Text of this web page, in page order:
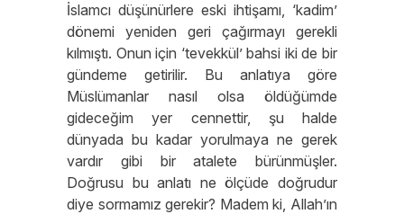
İslamcı düşünürlere eski ihtişamı, ‘kadim’
dönemi yeniden geri çağırmayı gerekli
kılmıştı. Onun için ‘tevekkül’ bahsi iki de bir
gündeme getirilir. Bu anlatıya göre
Müslümanlar nasıl olsa öldüğümde
gideceğim yer cennettir, şu halde
dünyada bu kadar yorulmaya ne gerek
vardır gibi bir atalete bürünmüşler.
Doğrusu bu anlatı ne ölçüde doğrudur
diye sormamız gerekir? Madem ki, Allah’ın